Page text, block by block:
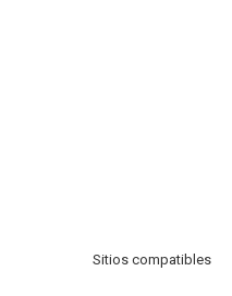
Sitios compatibles